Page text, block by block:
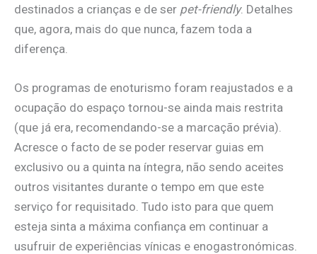
destinados a crianças e de ser pet-friendly. Detalhes
que, agora, mais do que nunca, fazem toda a
diferença.
Os programas de enoturismo foram reajustados e a
ocupação do espaço tornou-se ainda mais restrita
(que já era, recomendando-se a marcação prévia).
Acresce o facto de se poder reservar guias em
exclusivo ou a quinta na íntegra, não sendo aceites
outros visitantes durante o tempo em que este
serviço for requisitado. Tudo isto para que quem
esteja sinta a máxima confiança em continuar a
usufruir de experiências vínicas e enogastronómicas.